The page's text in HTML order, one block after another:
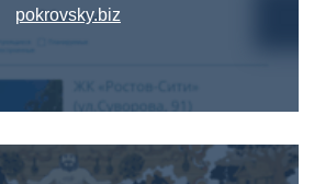
pokrovsky.biz